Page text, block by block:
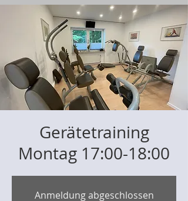
Gerätetraining
Montag 17:00-18:00
Anmeldung abgeschlossen